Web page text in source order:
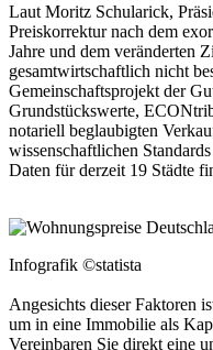
Laut Moritz Schularick,
Preiskorrektur nach dem
Jahre und dem veränderten
gesamtwirtschaftlich nicht
Gemeinschaftsprojekt der
Grundstückswerte,
notariell beglaubigten
wissenschaftlichen
Daten für derzeit 19 Städte
Infografik ©statista
Angesichts dieser Faktoren
um in eine Immobilie als
Vereinbaren Sie direkt eine